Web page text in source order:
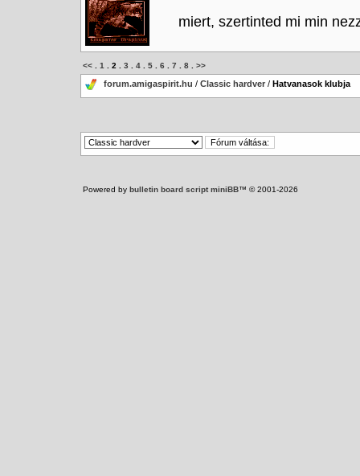
miert, szertinted mi min
<< 1 2 3 4 5 6 7 8 >>
forum.amigaspirit.hu / Classic hardver / Hatvanasok klubja
Powered by bulletin board script miniBB™ © 2001-2026